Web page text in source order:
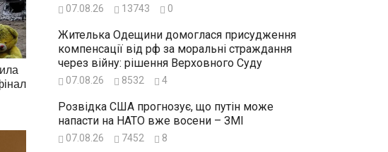
07.08.26 13743 0
Жителька Одещини домоглася присудження
компенсації від рф за моральні страждання
через війну: рішення Верховного Суду
07.08.26 8532 4
Розвідка США прогнозує, що путін може
напасти на НАТО вже восени – ЗМІ
07.08.26 7452 8